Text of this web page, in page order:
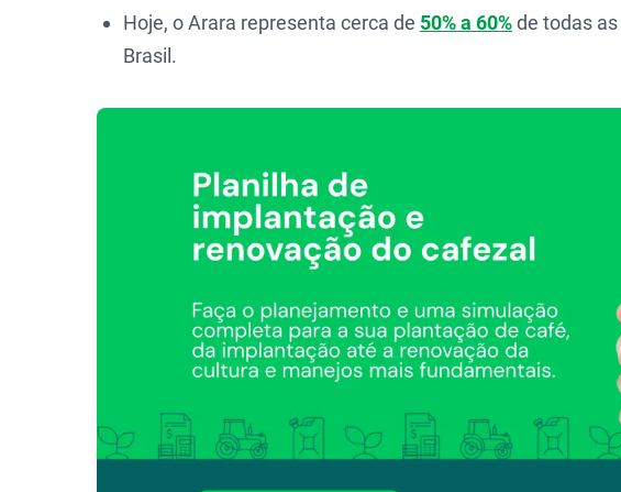
Hoje, o Arara representa cerca de 50% a 60%de todas
Brasil.